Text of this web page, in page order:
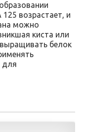
возрастает, и
можно
киста или
белок
для